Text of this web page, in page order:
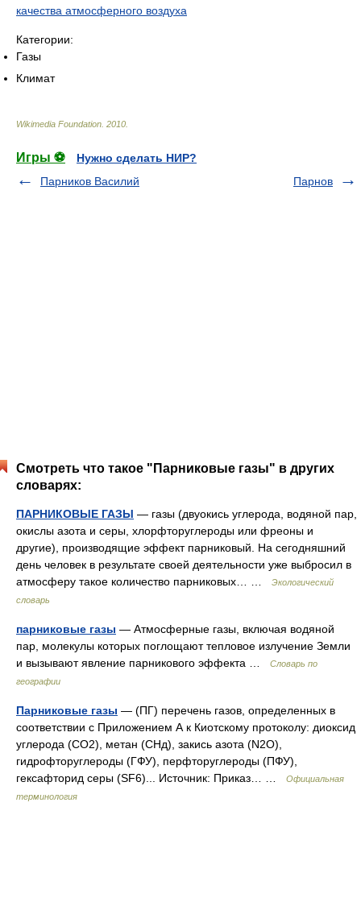
качества атмосферного воздуха
Категории:
Газы
Климат
Wikimedia Foundation 2010
Игры ⚽
Нужно сделать НИР?
Парников Василий
Парнов
Смотреть что такое "Парниковые газы" в других
словарях:
ПАРНИКОВЫЕ ГАЗЫ — газы (двуокись углерода, водяной пар,
окислы азота и серы, хлорфторуглероды или фреоны и
другие), производящие эффект парниковый. На сегодняшний
день человек в результате своей деятельности уже выбросил в
атмосферу такое количество парниковых… …
Экологический
словарь
парниковые газы — Атмосферные газы, включая водяной
пар, молекулы которых поглощают тепловое излучение Земли
и вызывают явление парникового эффекта …
Словарь по
географии
Парниковые газы — (ПГ) перечень газов, определенных в
соответствии с Приложением А к Киотскому протоколу: диоксид
углерода (CO2), метан (СНд), закись азота (N2O),
гидрофторуглероды (ГФУ), перфторуглероды (ПФУ),
гексафторид серы (SF6)... Источник: Приказ… …
Официальная
терминология